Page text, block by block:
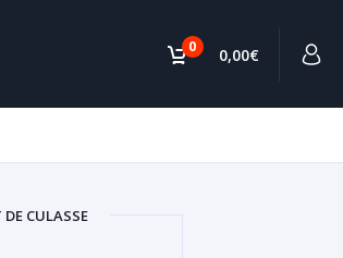
0 0,00€
CULASSE